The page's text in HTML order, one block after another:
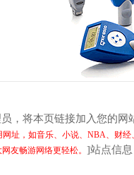
，将本页链接加入您的网
网址，如音乐、小说、NBA、财
友畅游网络更轻松。 ]站点信